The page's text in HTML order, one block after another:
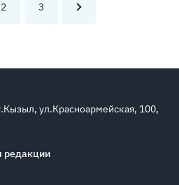
2 3
ул.Красноармейская, 100,
редакции